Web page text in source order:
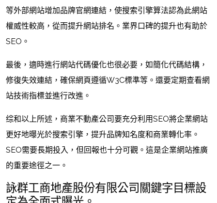
等外部網站增加品牌官網連結，使搜索引擎算法認為此網站
權威性較高，從而提升網站排名。業界口碑的提升也有助於
SEO。
最後，適時進行網站代碼優化也很必要，如簡化代碼結構，
修復失效連結，確保網頁遵循W3C標準等。還要定期查看網
站技術指標並進行改進。
综和以上所述，商業不動產公司要充分利用SEO將企業網站
更好地曝光於搜索引擎，提升品牌知名度和商業轉化率。
SEO需要長期投入，但回報也十分可觀。這是企業網站推廣
的重要途徑之一。
詠群工商地產股份有限公司關鍵字目標設